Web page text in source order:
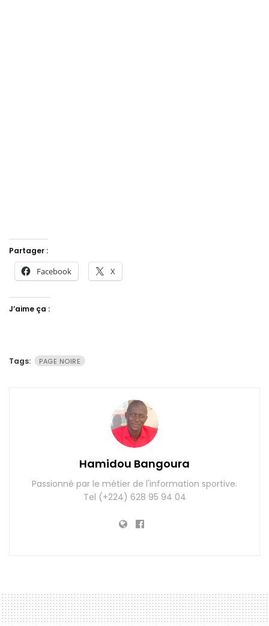
Partager :
Facebook X
J’aime ça :
Tags: PAGE NOIRE
Hamidou Bangoura
Passionné par le métier de l'information sportive.
Tel (+224) 628 95 94 04